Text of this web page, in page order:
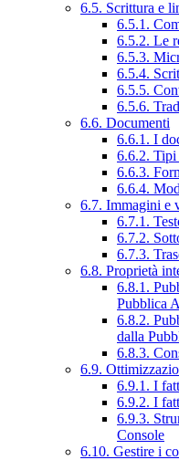
6.5. Scrittura e
6.5.1.
6.5.2. Le
6.5.3.
6.5.4.
6.5.5.
6.5.6.
6.6. Documenti
6.6.1. I
6.6.2. Tipi
6.6.3.
6.6.4.
6.7. Immagini e
6.7.1.
6.7.2.
6.7.3.
6.8. Proprietà
6.8.1.
Pubblica
6.8.2.
dalla
6.8.3.
6.9.
6.9.1. I
6.9.2. I
6.9.3.
Console
6.10. Gestire i